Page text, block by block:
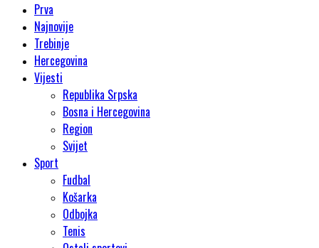
Prva
Najnovije
Trebinje
Hercegovina
Vijesti
Republika Srpska
Bosna i Hercegovina
Region
Svijet
Sport
Fudbal
Košarka
Odbojka
Tenis